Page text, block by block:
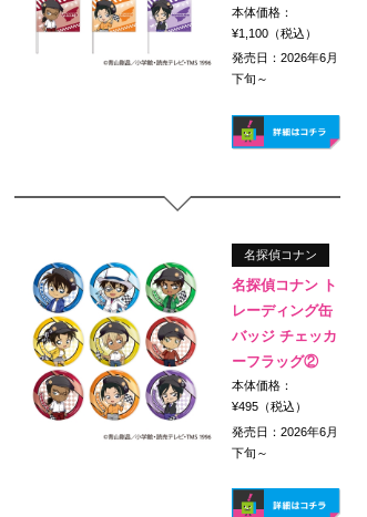
本体価格：
¥1,100（税込）
発売日：2026年6月
下旬～
名探偵コナン
名探偵コナン ト
レーディング缶
バッジ チェッカ
ーフラッグ②
本体価格：
¥495（税込）
発売日：2026年6月
下旬～